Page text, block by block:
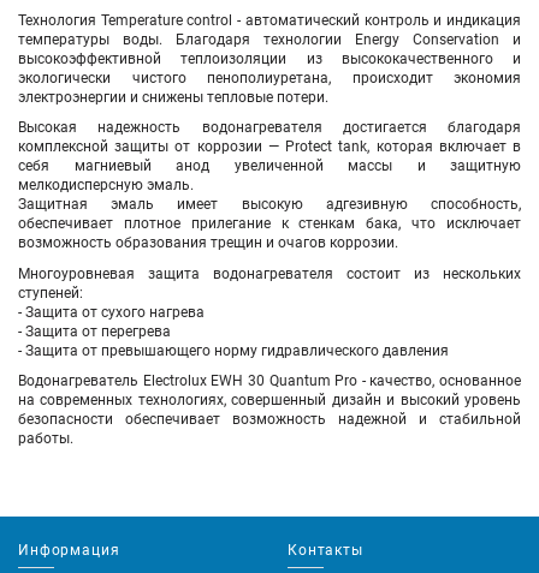
Технология Temperature control - автоматический контроль и индикация
температуры воды. Благодаря технологии Energy Conservation и
высокоэффективной теплоизоляции из высококачественного и
экологически чистого пенополиуретана, происходит экономия
электроэнергии и снижены тепловые потери.
Высокая надежность водонагревателя достигается благодаря
комплексной защиты от коррозии — Protect tank, которая включает в
себя магниевый анод увеличенной массы и защитную
мелкодисперсную эмаль.
Защитная эмаль имеет высокую адгезивную способность,
обеспечивает плотное прилегание к стенкам бака, что исключает
возможность образования трещин и очагов коррозии.
Многоуровневая защита водонагревателя состоит из нескольких
ступеней:
- Защита от сухого нагрева
- Защита от перегрева
- Защита от превышающего норму гидравлического давления
Водонагреватель Electrolux EWH 30 Quantum Pro - качество, основанное
на современных технологиях, совершенный дизайн и высокий уровень
безопасности обеспечивает возможность надежной и стабильной
работы.
Информация Контакты